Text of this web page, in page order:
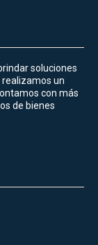
soluciones
un
con más
de bienes